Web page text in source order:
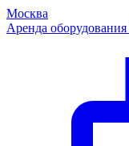
Москва
Аренда оборудования